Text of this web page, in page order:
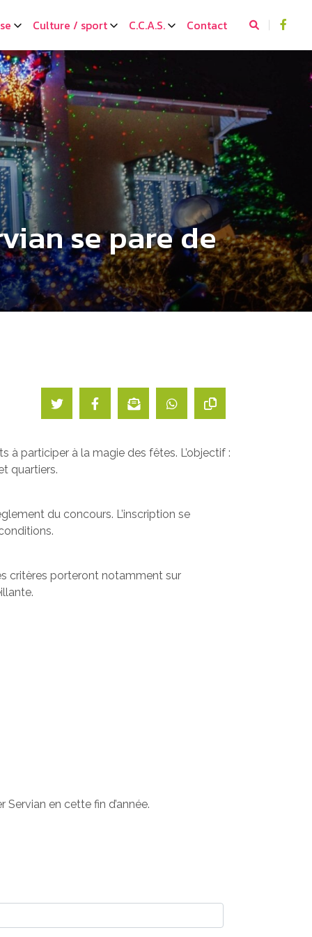
Culture / sport C.C.A.S. Contact
se pare de
à participer à la magie des fêtes. L’objectif :
quartiers.
du concours. L’inscription se
critères porteront notamment sur
en cette fin d’année.